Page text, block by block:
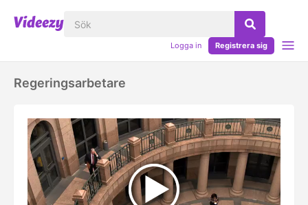
Logga in Registrera sig
Regeringsarbetare